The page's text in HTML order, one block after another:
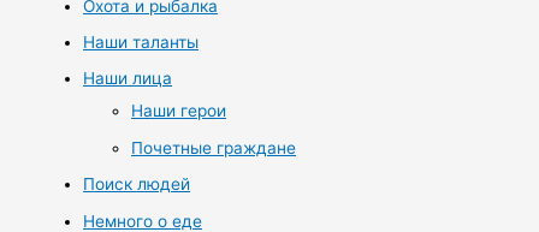
Охота и рыбалка
Наши таланты
Наши лица
Наши герои
Почетные граждане
Поиск людей
Немного о еде